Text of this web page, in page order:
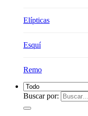
Elípticas
Esquí
Remo
Buscar por: